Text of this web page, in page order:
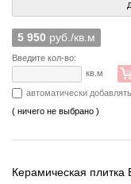
5 950 руб./кв.м
Введите кол-во:
кв.м
автоматически
( ничего не выбрано )
Керамическая